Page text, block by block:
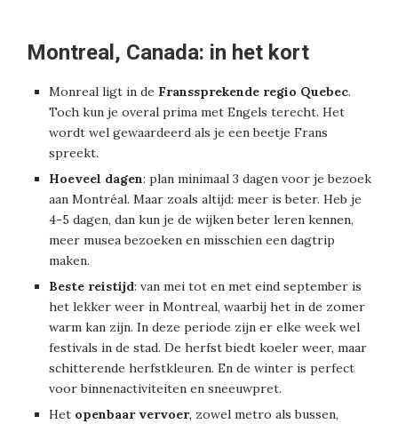
Montreal, Canada: in het kort
Monreal ligt in de Franssprekende regio Quebec.
Toch kun je overal prima met Engels terecht. Het
wordt wel gewaardeerd als je een beetje Frans
spreekt.
Hoeveel dagen: plan minimaal 3 dagen voor je bezoek
aan Montréal. Maar zoals altijd: meer is beter. Heb je
4-5 dagen, dan kun je de wijken beter leren kennen,
meer musea bezoeken en misschien een dagtrip
maken.
Beste reistijd: van mei tot en met eind september is
het lekker weer in Montreal, waarbij het in de zomer
warm kan zijn. In deze periode zijn er elke week wel
festivals in de stad. De herfst biedt koeler weer, maar
schitterende herfstkleuren. En de winter is perfect
voor binnenactiviteiten en sneeuwpret.
Het openbaar vervoer, zowel metro als bussen,